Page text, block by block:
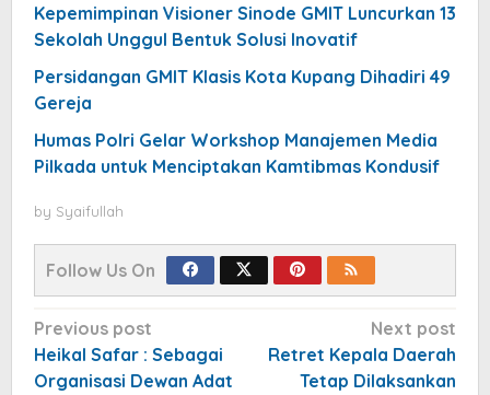
Kepemimpinan Visioner Sinode GMIT Luncurkan 13
Sekolah Unggul Bentuk Solusi Inovatif
Persidangan GMIT Klasis Kota Kupang Dihadiri 49
Gereja
Humas Polri Gelar Workshop Manajemen Media
Pilkada untuk Menciptakan Kamtibmas Kondusif
by Syaifullah
Follow Us On
Post
navigation
Previous post
Heikal Safar : Sebagai
Organisasi Dewan Adat
Next post
Retret Kepala Daerah
Tetap Dilaksankan